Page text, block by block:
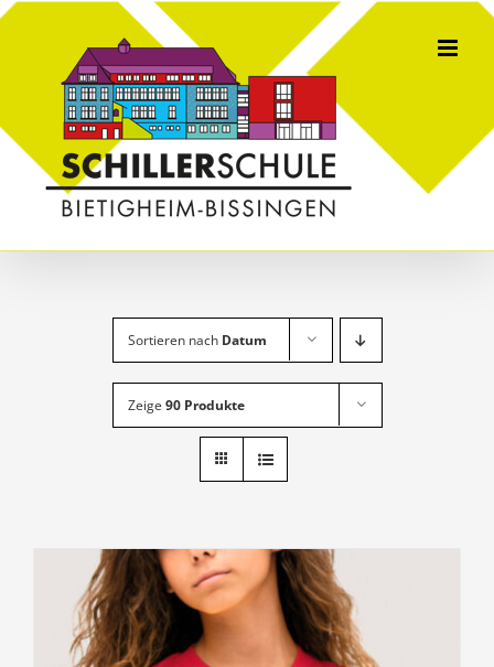
Skip
Sortieren nach Datum
Zeige 90 Produkte